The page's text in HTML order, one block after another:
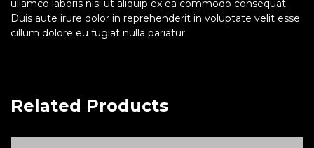
ullamco laboris nisi ut aliquip ex ea commodo consequat.
Duis aute irure dolor in reprehenderit in voluptate velit esse
cillum dolore eu fugiat nulla pariatur.
Related Products